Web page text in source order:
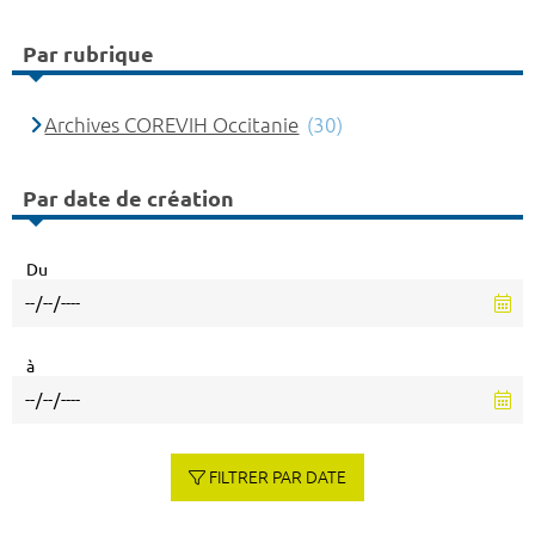
Par rubrique
Archives COREVIH Occitanie (30)
Par date de création
Du
à
FILTRER PAR DATE